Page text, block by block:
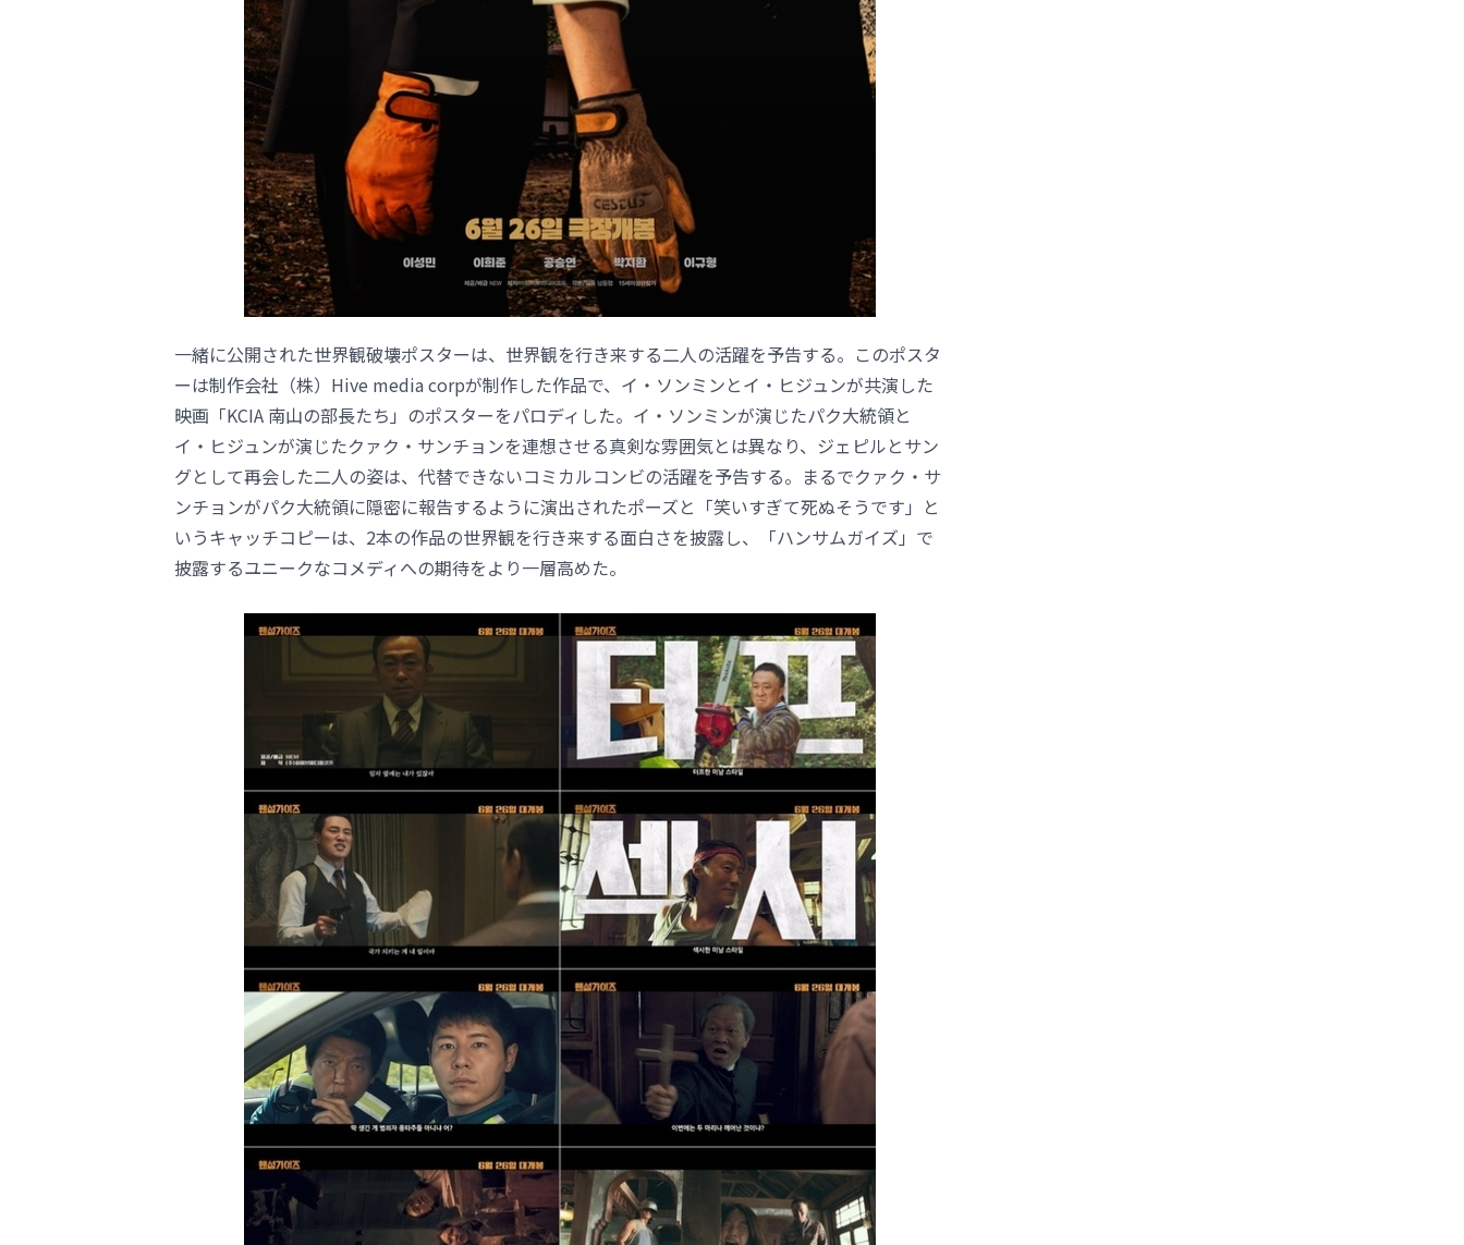
一緒に公開された世界観破壊ポスターは、世界観を行き来する二人の活躍を予告する。このポスタ
ーは制作会社（株）Hive media corpが制作した作品で、イ・ソンミンとイ・ヒジュンが共演した
映画「KCIA 南山の部長たち」のポスターをパロディした。イ・ソンミンが演じたパク大統領と
イ・ヒジュンが演じたクァク・サンチョンを連想させる真剣な雰囲気とは異なり、ジェピルとサン
グとして再会した二人の姿は、代替できないコミカルコンビの活躍を予告する。まるでクァク・サ
ンチョンがパク大統領に隠密に報告するように演出されたポーズと「笑いすぎて死ぬそうです」と
いうキャッチコピーは、2本の作品の世界観を行き来する面白さを披露し、「ハンサムガイズ」で
披露するユニークなコメディへの期待をより一層高めた。